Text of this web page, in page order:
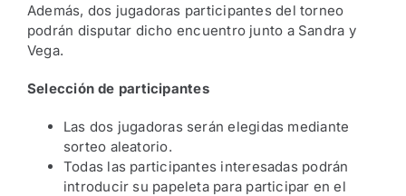
Además, dos jugadoras participantes del torneo
podrán disputar dicho encuentro junto a Sandra y
Vega.
Selección de participantes
Las dos jugadoras serán elegidas mediante
sorteo aleatorio.
Todas las participantes interesadas podrán
introducir su papeleta para participar en el